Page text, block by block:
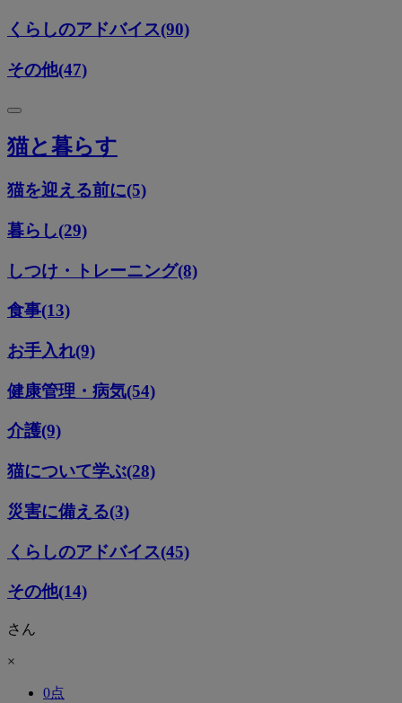
くらしのアドバイス(90)
その他(47)
猫と暮らす
猫を迎える前に(5)
暮らし(29)
しつけ・トレーニング(8)
食事(13)
お手入れ(9)
健康管理・病気(54)
介護(9)
猫について学ぶ(28)
災害に備える(3)
くらしのアドバイス(45)
その他(14)
さん
×
0点